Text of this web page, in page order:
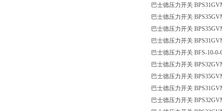
巴士德压力开关
巴士德压力开关
巴士德压力开关
巴士德压力开关
巴士德压力开关 BFS-10-
巴士德压力开关
巴士德压力开关
巴士德压力开关
巴士德压力开关